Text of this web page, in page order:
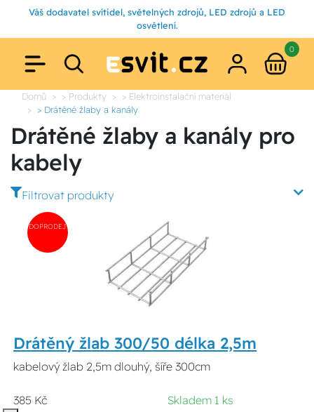
Váš dodavatel svítidel, světelných zdrojů, LED zdrojů a LED
osvětlení.
0
Domů > Produkty
> Elektroinstalační materiál
> Drátěné žlaby a kanály
Drátěné žlaby a kanály pro
kabely
Filtrovat produkty
DOPRODEJ
Drátěný žlab 300/50 délka 2,5m
kabelový žlab 2,5m dlouhý, šíře 300cm
385 Kč
Skladem 1 ks